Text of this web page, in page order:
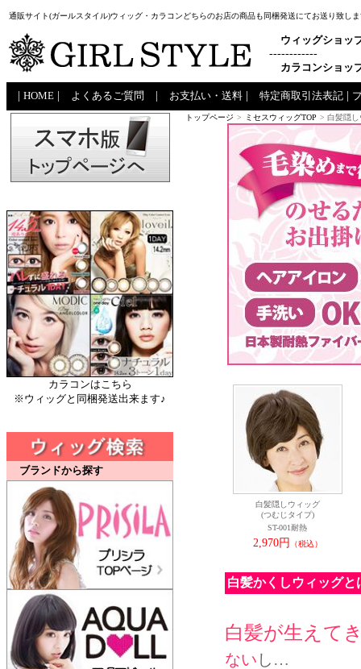
通販サイト(ガールスタイル)ウィッグ・カラコンどちらのお店の商品も同梱発送にてお送り致し
ウィッグショッ
------------
カラコンショッ
HOME よくあるご質問 お支払い・送料 特定商取引法表記
カラコンはこちら
※ウィッグと同梱発送出来ます♪
ブランドから探す
トップページ > ミセスウィッグTOP > 白髪隠し
白髪隠しウィッグ
(つむじタイプ)
ST-001耐熱
2,970円
（税込）
白髪かくしウィッグ
白髪が生えて
ない し…